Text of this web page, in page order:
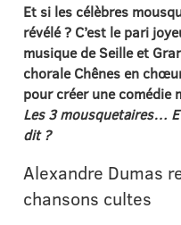
Et si les célèbres
révélé ? C’est le pari
musiquede Seille et
chorale Chênes en
pour créer une comédie
Les 3 mousquetaires…
dit ?
Alexandre Dumas
chansons cultes